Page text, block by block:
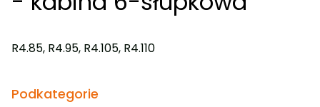
R4.85, R4.95, R4.105, R4.110
Podkategorie